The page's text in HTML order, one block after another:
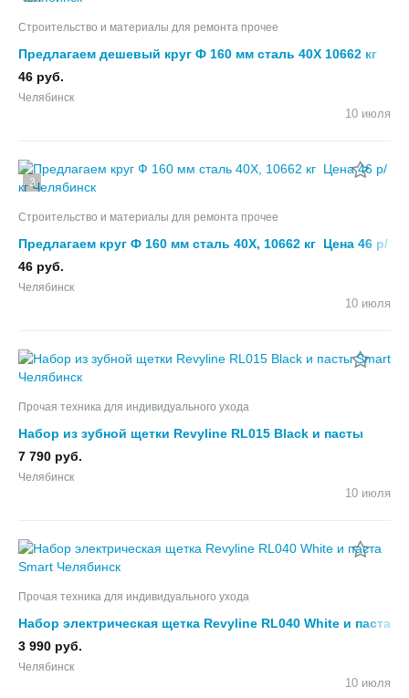
Строительство и материалы для ремонта прочее
Предлагаем дешевый круг Ф 160 мм сталь 40Х 10662 кг
46 руб.
Челябинск
10 июля
3
Строительство и материалы для ремонта прочее
Предлагаем круг Ф 160 мм сталь 40Х, 10662 кг Цена 46 р/
кг
46 руб.
Челябинск
10 июля
Прочая техника для индивидуального ухода
Набор из зубной щетки Revyline RL015 Black и пасты
Smart
7 790 руб.
Челябинск
10 июля
Прочая техника для индивидуального ухода
Набор электрическая щетка Revyline RL040 White и паста
Smart
3 990 руб.
Челябинск
10 июля